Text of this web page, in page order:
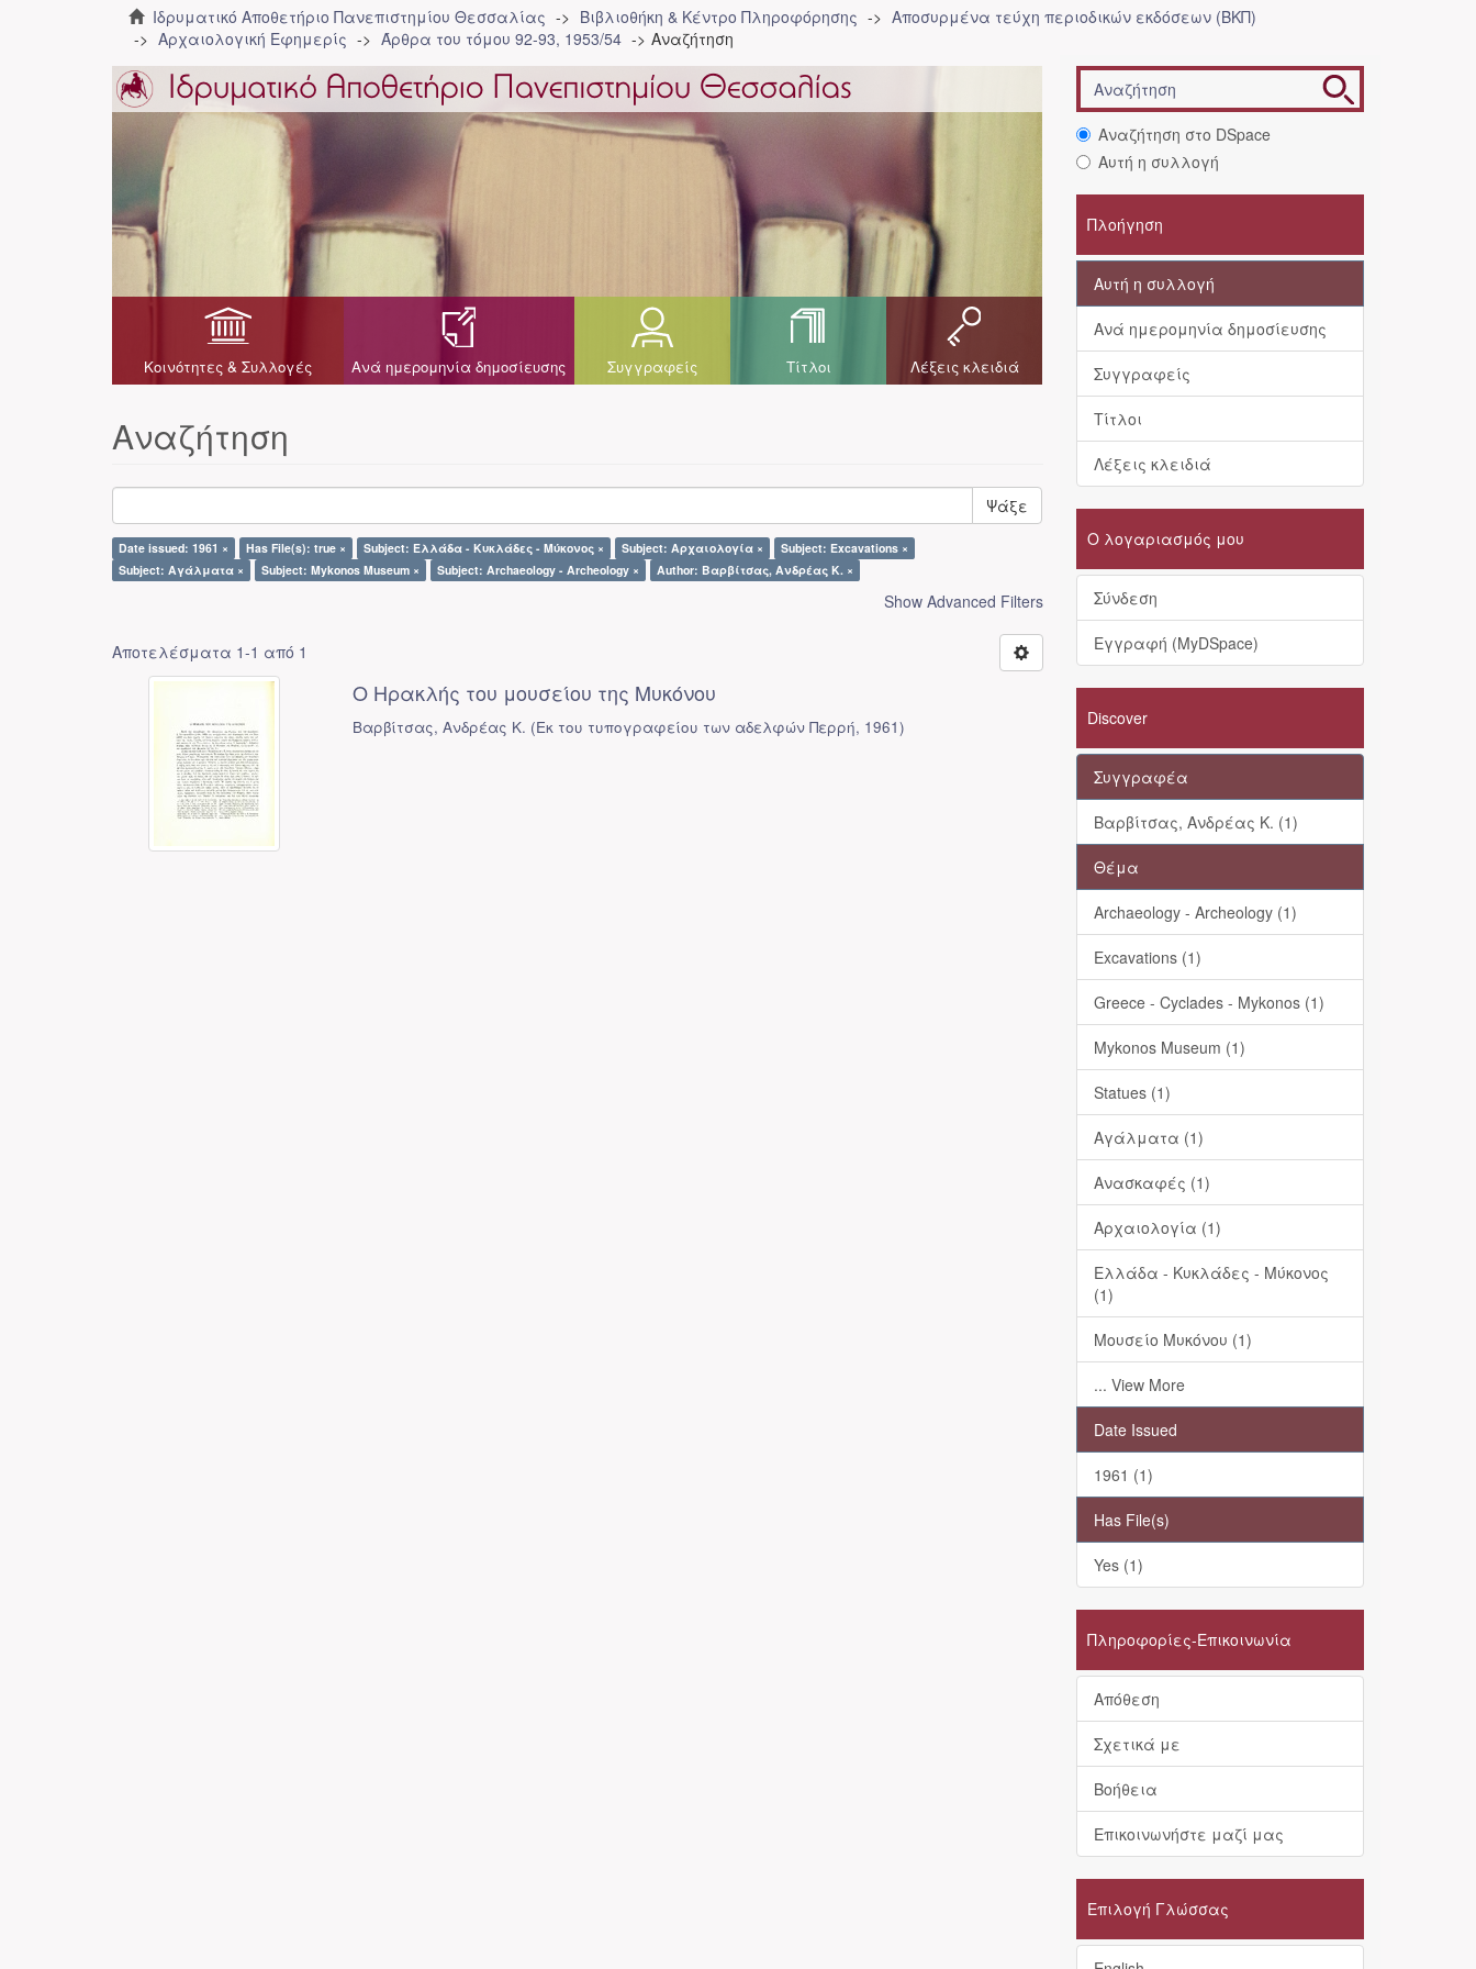
Ιδρυματικό Αποθετήριο Πανεπιστημίου Θεσσαλίας Βιβλιοθήκη & Κέντρο Πληροφόρησης
Αποσυρμένα τεύχη περιοδικών εκδόσεων (ΒΚΠ)
Αρχαιολογική Εφημερίς
Άρθρα του τόμου 92-93, 1953/54 Αναζήτηση
Κοινότητες & Συλλογές Ανά ημερομηνία δημοσίευσης Συγγραφείς Τίτλοι Λέξεις κλειδιά
Αναζήτηση
Ψάξε
Date issued: 1961 × Has File(s): true × Subject: Ελλάδα - Κυκλάδες - Μύκονος × Subject: Αρχαιολογία ×
Subject: Excavations ×
Subject: Αγάλματα ×
Subject: Mykonos Museum × Subject: Archaeology - Archeology × Author: Βαρβίτσας, Ανδρέας Κ. ×
Show Advanced Filters
Αποτελέσματα 1-1 από 1
Ο Ηρακλής του μουσείου της Μυκόνου
Βαρβίτσας, Ανδρέας Κ. (Εκ του τυπογραφείου των αδελφών Περρή, 1961)
Αναζήτηση στο DSpace
Αυτή η συλλογή
Πλοήγηση
Αυτή η συλλογή
Ανά ημερομηνία δημοσίευσης
Συγγραφείς
Τίτλοι
Λέξεις κλειδιά
Ο λογαριασμός μου
Σύνδεση
Εγγραφή (MyDSpace)
Discover
Συγγραφέα
Βαρβίτσας, Ανδρέας Κ. (1)
Θέμα
Archaeology - Archeology (1)
Excavations (1)
Greece - Cyclades - Mykonos (1)
Mykonos Museum (1)
Statues (1)
Αγάλματα (1)
Ανασκαφές (1)
Αρχαιολογία (1)
Ελλάδα - Κυκλάδες - Μύκονος
(1)
Μουσείο Μυκόνου (1)
... View More
Date Issued
1961 (1)
Has File(s)
Yes (1)
Πληροφορίες-Επικοινωνία
Απόθεση
Σχετικά με
Βοήθεια
Επικοινωνήστε μαζί μας
Επιλογή Γλώσσας